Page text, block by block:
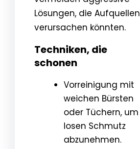
Lösungen, die Aufquellen
verursachen könnten.
Techniken, die
schonen
Vorreinigung mit
weichen Bürsten
oder Tüchern, um
losen Schmutz
abzunehmen.